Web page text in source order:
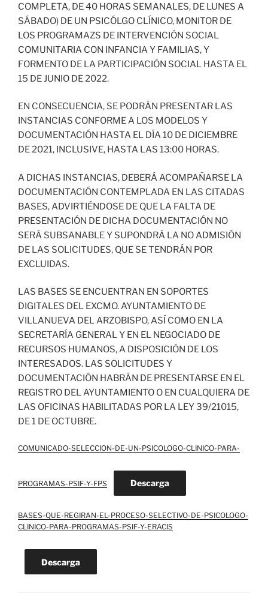
COMPLETA, DE 40 HORAS SEMANALES, DE LUNES A
SÁBADO) DE UN PSICÓLGO CLÍNICO, MONITOR DE
LOS PROGRAMAZS DE INTERVENCIÓN SOCIAL
COMUNITARIA CON INFANCIA Y FAMILIAS, Y
FORMENTO DE LA PARTICIPACIÓN SOCIAL HASTA EL
15 DE JUNIO DE 2022.
EN CONSECUENCIA, SE PODRÁN PRESENTAR LAS
INSTANCIAS CONFORME A LOS MODELOS Y
DOCUMENTACIÓN HASTA EL DÍA 10 DE DICIEMBRE
DE 2021, INCLUSIVE, HASTA LAS 13:00 HORAS.
A DICHAS INSTANCIAS, DEBERÁ ACOMPAÑARSE LA
DOCUMENTACIÓN CONTEMPLADA EN LAS CITADAS
BASES, ADVIRTIÉNDOSE DE QUE LA FALTA DE
PRESENTACIÓN DE DICHA DOCUMENTACIÓN NO
SERÁ SUBSANABLE Y SUPONDRÁ LA NO ADMISIÓN
DE LAS SOLICITUDES, QUE SE TENDRÁN POR
EXCLUIDAS.
LAS BASES SE ENCUENTRAN EN SOPORTES
DIGITALES DEL EXCMO. AYUNTAMIENTO DE
VILLANUEVA DEL ARZOBISPO, ASÍ COMO EN LA
SECRETARÍA GENERAL Y EN EL NEGOCIADO DE
RECURSOS HUMANOS, A DISPOSICIÓN DE LOS
INTERESADOS. LAS SOLICITUDES Y
DOCUMENTACIÓN HABRÁN DE PRESENTARSE EN EL
REGISTRO DEL AYUNTAMIENTO O EN CUALQUIERA DE
LAS OFICINAS HABILITADAS POR LA LEY 39/21015,
DE 1 DE OCTUBRE.
COMUNICADO-SELECCION-DE-UN-PSICOLOGO-CLINICO-PARA-
PROGRAMAS-PSIF-Y-FPS Descarga
BASES-QUE-REGIRAN-EL-PROCESO-SELECTIVO-DE-PSICOLOGO-
CLINICO-PARA-PROGRAMAS-PSIF-Y-ERACIS
Descarga